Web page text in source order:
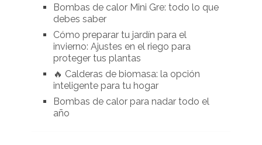
Bombas de calor Mini Gre: todo lo que
debes saber
Cómo preparar tu jardín para el
invierno: Ajustes en el riego para
proteger tus plantas
🔥 Calderas de biomasa: la opción
inteligente para tu hogar
Bombas de calor para nadar todo el
año